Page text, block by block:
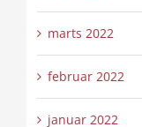
marts 2022
februar 2022
januar 2022